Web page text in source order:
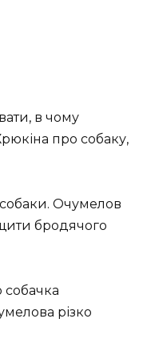
в чому
про собаку,
Очумелов
бродячого
собачка
різко